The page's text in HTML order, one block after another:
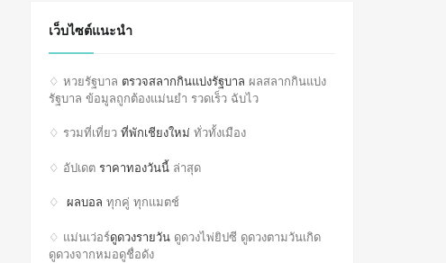
เว็บไซต์แนะนำ
♢ หวยรัฐบาล ตรวจสลากกินแบ่งรัฐบาล ผลสลากกินแบ่ง
รัฐบาล ข้อมูลถูกต้องแม่นยำ รวดเร็ว ฉับไว
♢ รวมที่เที่ยว ที่พักเชียงใหม่ ทั่วทั้งเมือง
♢ อัปเดต ราคาทองวันนี้ ล่าสุด
♢ ผลบอล ทุกคู่ ทุกแมตช์
♢ แม่นเว่อร์ดูดวงรายวัน ดูดวงไพ่ยิปซี ดูดวงตามวันเกิด
ดูดวงจากหมอดูชื่อดัง